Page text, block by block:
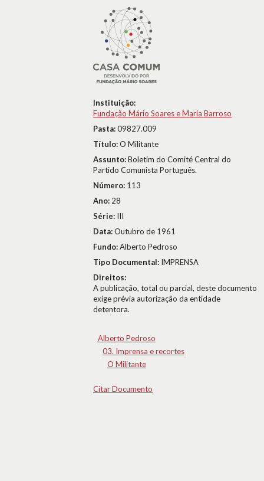
Instituição:
Fundação Mário Soares e Maria Barroso
Pasta:09827.009
Título:O Militante
Assunto:Boletim do Comité Central do
Partido Comunista Português.
Número: 113
Ano: 28
Série: III
Data:Outubro de 1961
Fundo:Alberto Pedroso
Tipo Documental: IMPRENSA
Direitos:
A publicação, total ou parcial, deste documento
exige prévia autorização da entidade
detentora.
Alberto Pedroso
03. Imprensa e recortes
O Militante
Citar Documento